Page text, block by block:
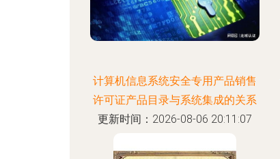
计算机信息系统安全专用产品销售
许可证产品目录与系统集成的关系
更新时间：2026-08-06 20:11:07